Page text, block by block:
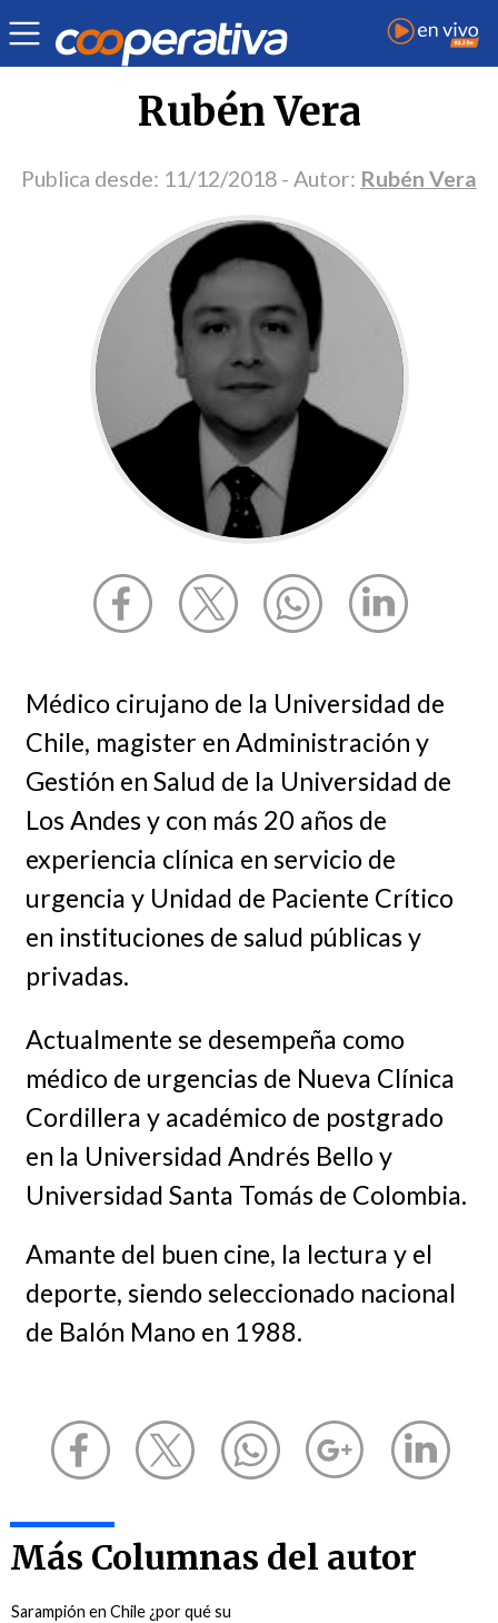
Portada Opinión
Rubén Vera
Publica desde: 11/12/2018 - Autor: Rubén Vera
Médico cirujano de la Universidad de
Chile, magister en Administración y
Gestión en Salud de la Universidad de
Los Andes y con más 20 años de
experiencia clínica en servicio de
urgencia y Unidad de Paciente Crítico
en instituciones de salud públicas y
privadas.
Actualmente se desempeña como
médico de urgencias de Nueva Clínica
Cordillera y académico de postgrado
en la Universidad Andrés Bello y
Universidad Santa Tomás de Colombia.
Amante del buen cine, la lectura y el
deporte, siendo seleccionado nacional
de Balón Mano en 1988.
Más Columnas del autor
Sarampión en Chile ¿por qué su